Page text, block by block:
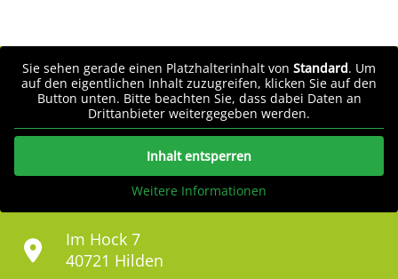
Sie sehen gerade einen Platzhalterinhalt von Standard. Um
auf den eigentlichen Inhalt zuzugreifen, klicken Sie auf den
Button unten. Bitte beachten Sie, dass dabei Daten an
Drittanbieter weitergegeben werden.
Inhalt entsperren
Weitere Informationen
Im Hock 7
40721 Hilden